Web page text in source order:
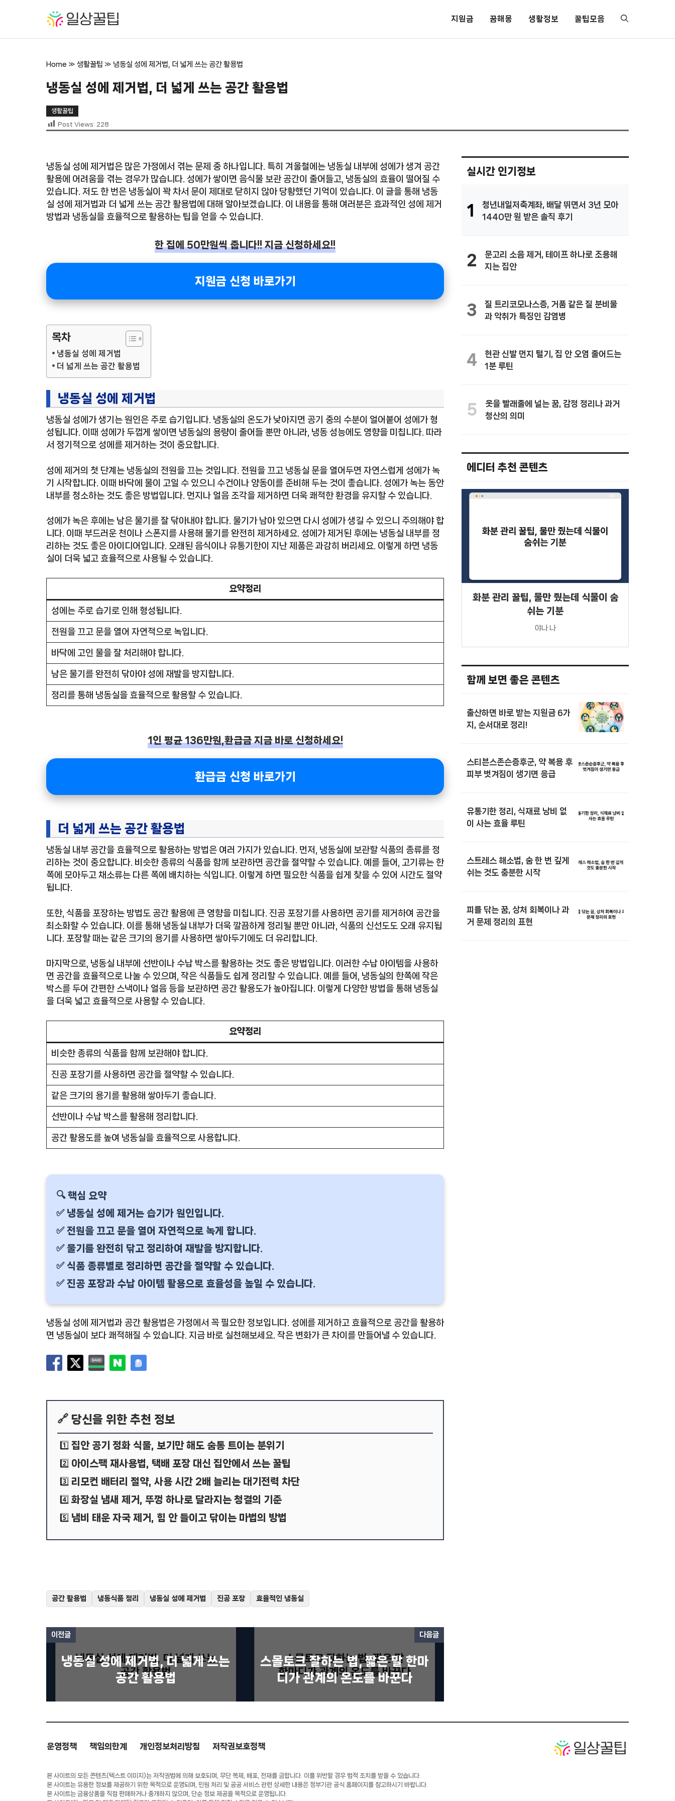
지원금 꿈해몽 생활정보 꿀팁모음
Home » 생활꿀팁 » 냉동실 성에 제거법, 더 넓게 쓰는 공간 활용법
냉동실 성에 제거법, 더 넓게 쓰는 공간 활용법
생활꿀팁
Post Views: 228
냉동실 성에 제거법은 많은 가정에서 겪는 문제 중 하나입니다. 특히 겨울철에는 냉동실 내부에 성에가 생겨 공간
활용에 어려움을 겪는 경우가 많습니다. 성에가 쌓이면 음식물 보관 공간이 줄어들고, 냉동실의 효율이 떨어질 수
있습니다. 저도 한 번은 냉동실이 꽉 차서 문이 제대로 닫히지 않아 당황했던 기억이 있습니다. 이 글을 통해 냉동
실 성에 제거법과 더 넓게 쓰는 공간 활용법에 대해 알아보겠습니다. 이 내용을 통해 여러분은 효과적인 성에 제거
방법과 냉동실을 효율적으로 활용하는 팁을 얻을 수 있습니다.
한 집에 50만원씩 줍니다!! 지금 신청하세요!!
지원금 신청 바로가기
목차
냉동실 성에 제거법
더 넓게 쓰는 공간 활용법
냉동실 성에 제거법
냉동실 성에가 생기는 원인은 주로 습기입니다. 냉동실의 온도가 낮아지면 공기 중의 수분이 얼어붙어 성에가 형
성됩니다. 이때 성에가 두껍게 쌓이면 냉동실의 용량이 줄어들 뿐만 아니라, 냉동 성능에도 영향을 미칩니다. 따라
서 정기적으로 성에를 제거하는 것이 중요합니다.
성에 제거의 첫 단계는 냉동실의 전원을 끄는 것입니다. 전원을 끄고 냉동실 문을 열어두면 자연스럽게 성에가 녹
기 시작합니다. 이때 바닥에 물이 고일 수 있으니 수건이나 양동이를 준비해 두는 것이 좋습니다. 성에가 녹는 동안
내부를 청소하는 것도 좋은 방법입니다. 먼지나 얼음 조각을 제거하면 더욱 쾌적한 환경을 유지할 수 있습니다.
성에가 녹은 후에는 남은 물기를 잘 닦아내야 합니다. 물기가 남아 있으면 다시 성에가 생길 수 있으니 주의해야 합
니다. 이때 부드러운 천이나 스폰지를 사용해 물기를 완전히 제거하세요. 성에가 제거된 후에는 냉동실 내부를 정
리하는 것도 좋은 아이디어입니다. 오래된 음식이나 유통기한이 지난 제품은 과감히 버리세요. 이렇게 하면 냉동
실이 더욱 넓고 효율적으로 사용될 수 있습니다.
요약정리
성에는 주로 습기로 인해 형성됩니다.
전원을 끄고 문을 열어 자연적으로 녹입니다.
바닥에 고인 물을 잘 처리해야 합니다.
남은 물기를 완전히 닦아야 성에 재발을 방지합니다.
정리를 통해 냉동실을 효율적으로 활용할 수 있습니다.
1인 평균 136만원,환급금 지금 바로 신청하세요!
환급금 신청 바로가기
더 넓게 쓰는 공간 활용법
냉동실 내부 공간을 효율적으로 활용하는 방법은 여러 가지가 있습니다. 먼저, 냉동실에 보관할 식품의 종류를 정
리하는 것이 중요합니다. 비슷한 종류의 식품을 함께 보관하면 공간을 절약할 수 있습니다. 예를 들어, 고기류는 한
쪽에 모아두고 채소류는 다른 쪽에 배치하는 식입니다. 이렇게 하면 필요한 식품을 쉽게 찾을 수 있어 시간도 절약
됩니다.
또한, 식품을 포장하는 방법도 공간 활용에 큰 영향을 미칩니다. 진공 포장기를 사용하면 공기를 제거하여 공간을
최소화할 수 있습니다. 이를 통해 냉동실 내부가 더욱 깔끔하게 정리될 뿐만 아니라, 식품의 신선도도 오래 유지됩
니다. 포장할 때는 같은 크기의 용기를 사용하면 쌓아두기에도 더 유리합니다.
마지막으로, 냉동실 내부에 선반이나 수납 박스를 활용하는 것도 좋은 방법입니다. 이러한 수납 아이템을 사용하
면 공간을 효율적으로 나눌 수 있으며, 작은 식품들도 쉽게 정리할 수 있습니다. 예를 들어, 냉동실의 한쪽에 작은
박스를 두어 간편한 스낵이나 얼음 등을 보관하면 공간 활용도가 높아집니다. 이렇게 다양한 방법을 통해 냉동실
을 더욱 넓고 효율적으로 사용할 수 있습니다.
요약정리
비슷한 종류의 식품을 함께 보관해야 합니다.
진공 포장기를 사용하면 공간을 절약할 수 있습니다.
같은 크기의 용기를 활용해 쌓아두기 좋습니다.
선반이나 수납 박스를 활용해 정리합니다.
공간 활용도를 높여 냉동실을 효율적으로 사용합니다.
🔍 핵심 요약
✅ 냉동실 성에 제거는 습기가 원인입니다.
✅ 전원을 끄고 문을 열어 자연적으로 녹게 합니다.
✅ 물기를 완전히 닦고 정리하여 재발을 방지합니다.
✅ 식품 종류별로 정리하면 공간을 절약할 수 있습니다.
✅ 진공 포장과 수납 아이템 활용으로 효율성을 높일 수 있습니다.
냉동실 성에 제거법과 공간 활용법은 가정에서 꼭 필요한 정보입니다. 성에를 제거하고 효율적으로 공간을 활용하
면 냉동실이 보다 쾌적해질 수 있습니다. 지금 바로 실천해보세요. 작은 변화가 큰 차이를 만들어낼 수 있습니다.
🔗 당신을 위한 추천 정보
1️⃣ 집안 공기 정화 식물, 보기만 해도 숨통 트이는 분위기
2️⃣ 아이스팩 재사용법, 택배 포장 대신 집안에서 쓰는 꿀팁
3️⃣ 리모컨 배터리 절약, 사용 시간 2배 늘리는 대기전력 차단
4️⃣ 화장실 냄새 제거, 뚜껑 하나로 달라지는 청결의 기준
5️⃣ 냄비 태운 자국 제거, 힘 안 들이고 닦이는 마법의 방법
공간 활용법 냉동식품 정리 냉동실 성에 제거법 진공 포장 효율적인 냉동실
이전글
냉동실 성에 제거법, 더 넓게 쓰는
공간 활용법
다음글
스몰토크 잘하는 법, 짧은 말 한마
디가 관계의 온도를 바꾼다
실시간 인기정보
1
청년내일저축계좌, 배달 뛰면서 3년 모아
1440만 원 받은 솔직 후기
2
문고리 소음 제거, 테이프 하나로 조용해
지는 집안
3
질 트리코모나스증, 거품 같은 질 분비물
과 악취가 특징인 감염병
4
현관 신발 먼지 털기, 집 안 오염 줄어드는
1분 루틴
5
옷을 빨래줄에 널는 꿈, 감정 정리나 과거
청산의 의미
에디터 추천 콘텐츠
화분 관리 꿀팁, 물만 줬는데 식물이 숨
쉬는 기분
야나 나
함께 보면 좋은 콘텐츠
출산하면 바로 받는 지원금 6가
지, 순서대로 정리!
스티븐스존슨증후군, 약 복용 후
피부 벗겨짐이 생기면 응급
유통기한 정리, 식재료 낭비 없
이 사는 효율 루틴
스트레스 해소법, 숨 한 번 깊게
쉬는 것도 충분한 시작
피를 닦는 꿈, 상처 회복이나 과
거 문제 정리의 표현
운영정책 책임의한계 개인정보처리방침 저작권보호정책
본 사이트의 모든 콘텐츠(텍스트·이미지)는 저작권법에 의해 보호되며, 무단 복제, 배포, 전재를 금합니다. 이를 위반할 경우 법적 조치를 받을 수 있습니다.
본 사이트는 유용한 정보를 제공하기 위한 목적으로 운영되며, 민원 처리 및 공공 서비스 관련 상세한 내용은 정부기관 공식 홈페이지를 참고하시기 바랍니다.
본 사이트는 금융상품을 직접 판매하거나 중개하지 않으며, 단순 정보 제공을 목적으로 운영됩니다.